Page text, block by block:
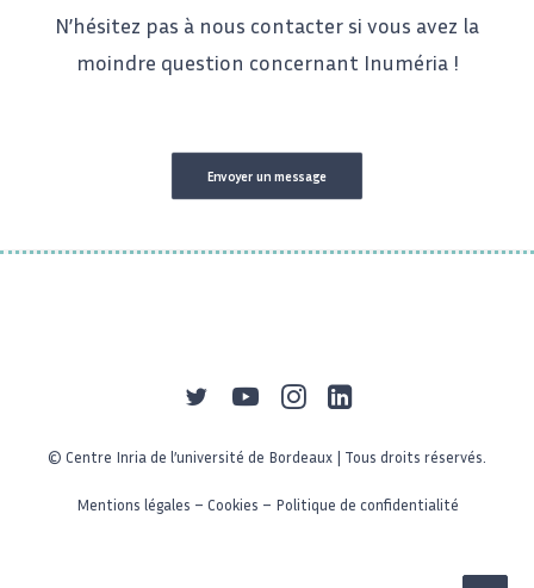
N’hésitez pas à nous contacter si vous avez la
moindre question concernant Inuméria !
Envoyer un message
© Centre Inria de l’université de Bordeaux | Tous droits réservés.
Mentions légales – Cookies – Politique de confidentialité